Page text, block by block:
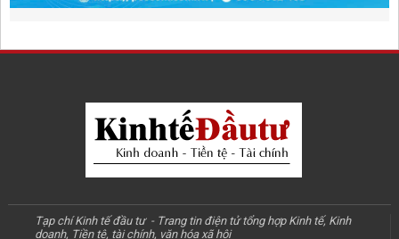
Tạp chí Kinh tế đầu tư - Trang tin điện tử tổng hợp Kinh tế, Kinh
doanh, Tiền tệ, tài chính, văn hóa xã hội